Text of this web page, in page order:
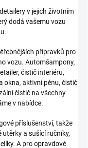
v jejich životním
dodá vašemu vozu
přípravků pro
vozu. Automšampony,
čistič interiéru,
okna, aktivní pěnu, čistič
čistič na všechny
v nabídce.
příslušenství, takže
a sušící ručníky,
A pro opravdové